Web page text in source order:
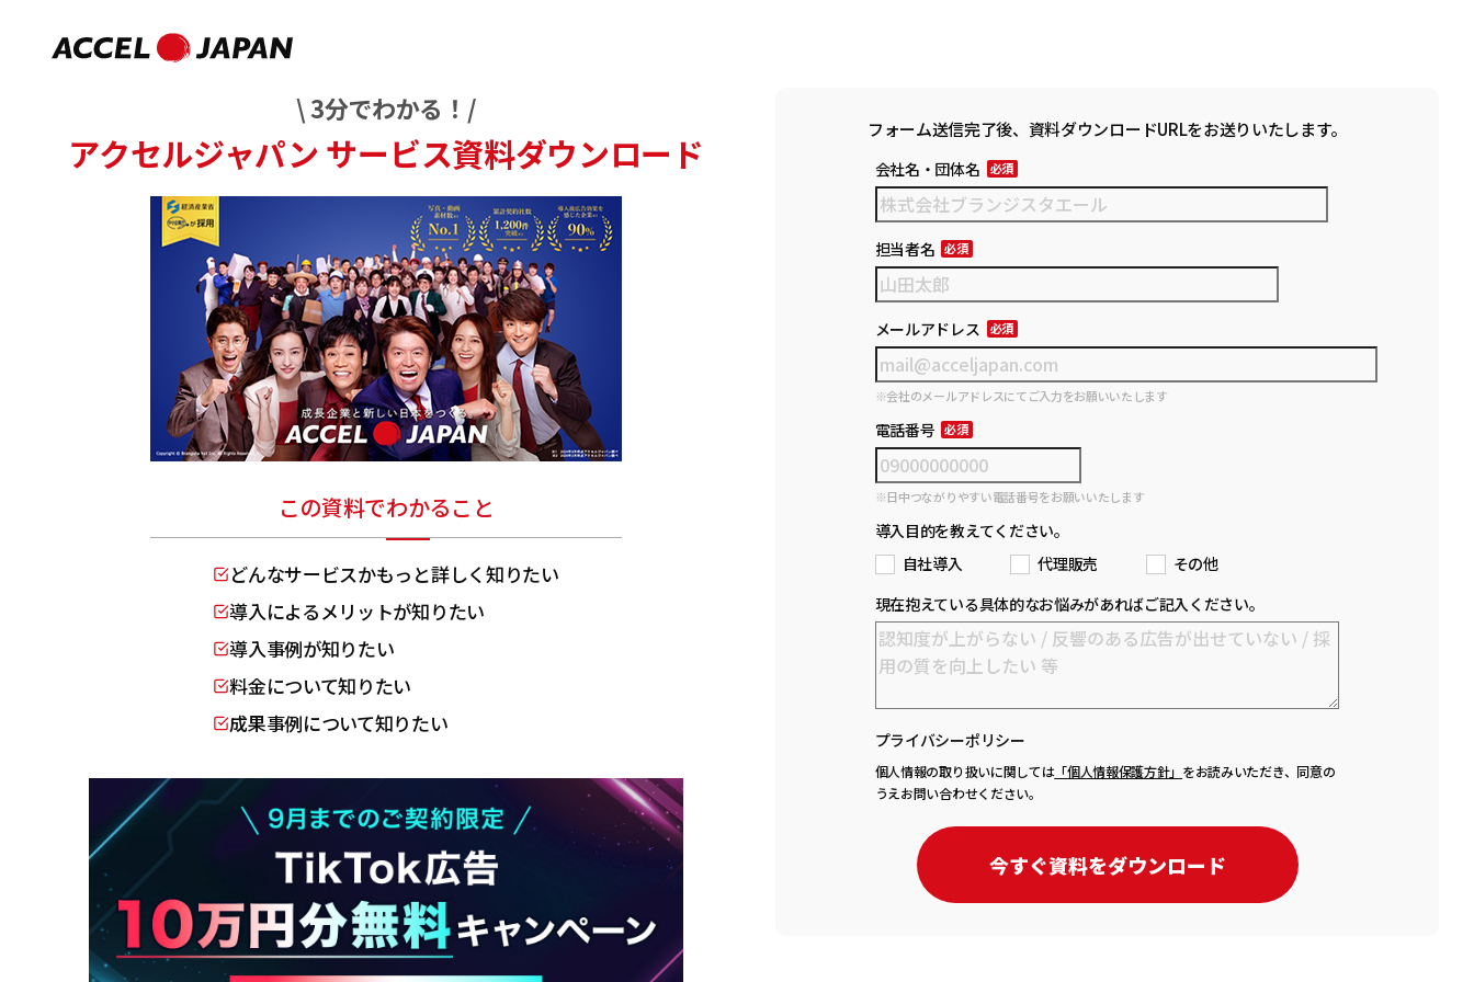
\ 3分でわかる！/
アクセルジャパンサービス資料ダウンロード
この資料でわかること
どんなサービスかもっと詳しく知りたい
導入によるメリットが知りたい
導入事例が知りたい
料金について知りたい
成果事例について知りたい
フォーム送信完了後、資料ダウンロードURLをお送りいたします。
会社名・団体名
担当者名
メールアドレス
※会社のメールアドレスにてご入力をお願いいたします
電話番号
※日中つながりやすい電話番号をお願いいたします
導入目的を教えてください。
自社導入
代理販売
その他
現在抱えている具体的なお悩みがあればご記入ください。
プライバシーポリシー
個人情報の取り扱いに関しては「個人情報保護方針」 をお読みいただき、同意の
うえお問い合わせください。